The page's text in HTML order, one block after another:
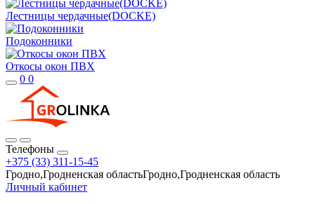
Лестницы чердачные(DOCKE)
Подоконники
Откосы окон ПВХ
0 0
Телефоны
+375 (33) 311-15-45
Гродно,Гродненская областьГродно,Гродненская область
Личный кабинет